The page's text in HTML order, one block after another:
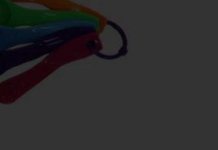
خروج از
حساب
کاربری